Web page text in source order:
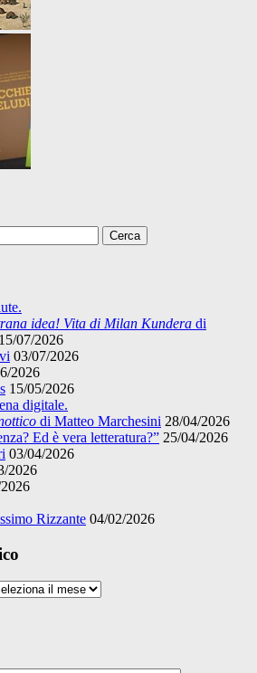
idea! Vita di Milan Kundera di
15/07/2026
03/07/2026
2026
15/05/2026
digitale.
di Matteo Marchesini 28/04/2026
Ed è vera letteratura?” 25/04/2026
03/04/2026
2026
Rizzante 04/02/2026